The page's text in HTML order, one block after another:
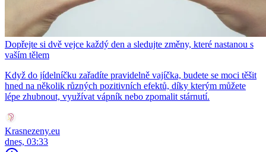
Dopřejte si dvě vejce každý den a sledujte změny, které nastanou s
vaším tělem
Když do jídelníčku zařadíte pravidelně vajíčka, budete se moci těšit
hned na několik různých pozitivních efektů, díky kterým můžete
lépe zhubnout, využívat vápník nebo zpomalit stárnutí.
Krasnezeny.eu
dnes, 03:33